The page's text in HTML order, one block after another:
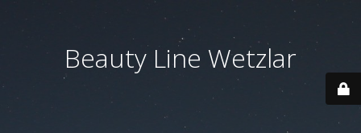
Beauty Line Wetzlar